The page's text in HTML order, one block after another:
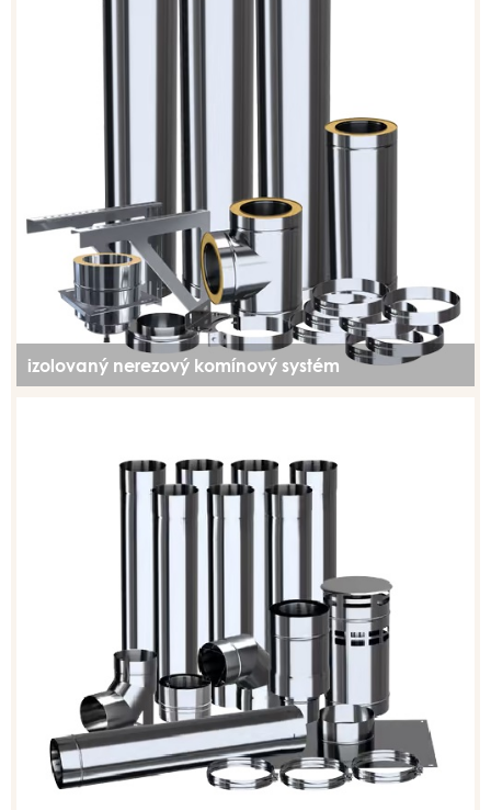
izolovaný nerezový komínový systém